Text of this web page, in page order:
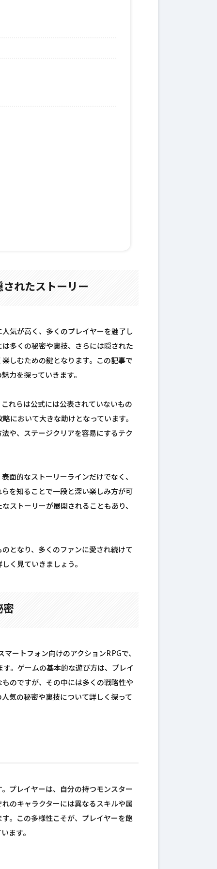
れたストーリー
気が高く、多くのプレイヤーを魅了し
多くの秘密や裏技、さらには隠された
しむための鍵となります。この記事で
力を探っていきます。
れらは公式には公表されていないもの
において大きな助けとなっています。
や、ステージクリアを容易にするテク
面的なストーリーラインだけでなく、
を知ることで一段と深い楽しみ方が可
ストーリーが展開されることもあり、
となり、多くのファンに愛され続けて
く見ていきましょう。
密
ートフォン向けのアクションRPGで、
。ゲームの基本的な遊び方は、プレイ
のですが、その中には多くの戦略性や
気の秘密や裏技について詳しく探って
プレイヤーは、自分の持つモンスター
のキャラクターには異なるスキルや属
。この多様性こそが、プレイヤーを飽
ます。